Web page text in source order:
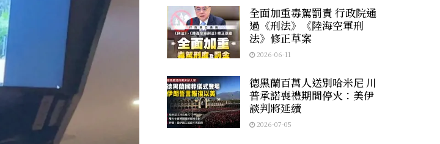
全面加重毒駕罰責 行政院通
過《刑法》《陸海空軍刑
法》修正草案
2026-06-11
德黑蘭百萬人送別哈米尼 川
普承諾喪禮期間停火：美伊
談判將延續
2026-07-05